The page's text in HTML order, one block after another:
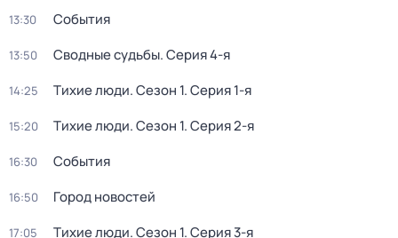
13:30 События
13:50 Сводные судьбы. Серия 4-я
14:25 Тихие люди. Сезон 1. Серия 1-я
15:20 Тихие люди. Сезон 1. Серия 2-я
16:30 События
16:50 Город новостей
17:05 Тихие люди. Сезон 1. Серия 3-я